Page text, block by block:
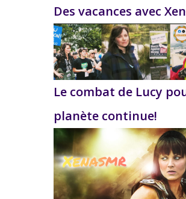
Des vacances avec
Le combat de Lucy
planète continue!